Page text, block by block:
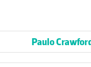
Paulo